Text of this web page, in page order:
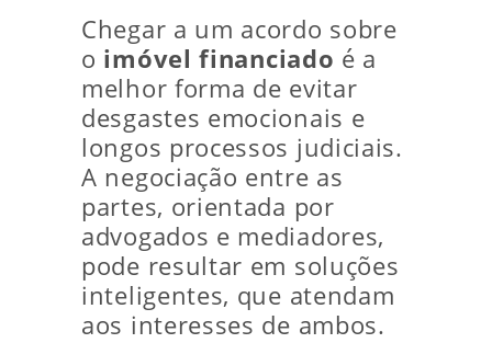
Chegar a um acordo sobre
o imóvel financiado é a
melhor forma de evitar
desgastes emocionais e
longos processos judiciais.
A negociação entre as
partes, orientada por
advogados e mediadores,
pode resultar em soluções
inteligentes, que atendam
aos interesses de ambos.